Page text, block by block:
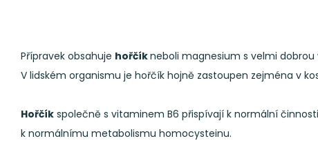
Přípravek obsahuje hořčíkneboli magnesium s velmi
V lidském organismu je hořčík hojně zastoupen zejména v
Hořčík společně s vitaminem B6 přispívají k normální
k normálnímu metabolismu homocysteinu.